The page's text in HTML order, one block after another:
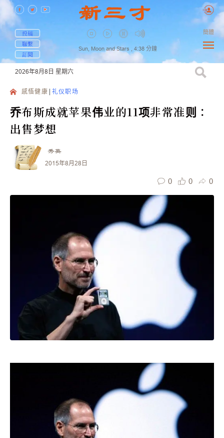
投稿
聯繫
訂閱
Sun, Moon and Stars , 4:38 分鐘
簡體
2026年8月8日 星期六
感悟健康 礼仪职场
乔布斯成就苹果伟业的11项非常准则：
出售梦想
秀英
2015年8月28日
0 0 0